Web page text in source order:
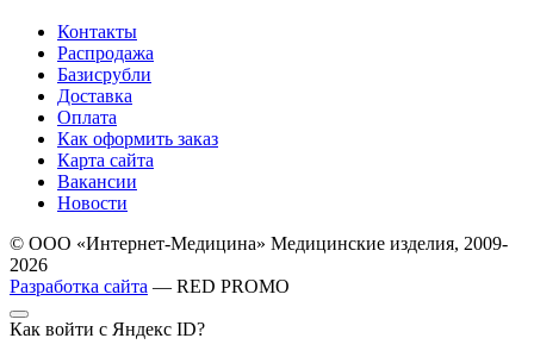
Контакты
Распродажа
Базисрубли
Доставка
Оплата
Как оформить заказ
Карта сайта
Вакансии
Новости
© ООО «Интернет-Медицина» Медицинские изделия, 2009-
2026
Разработка сайта — RED PROMO
Как войти с Яндекс ID?